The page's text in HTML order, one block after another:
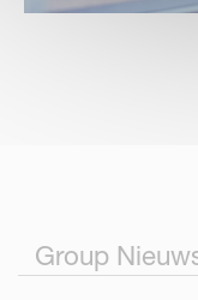
Group